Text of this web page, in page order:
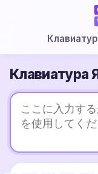
Клавиатура